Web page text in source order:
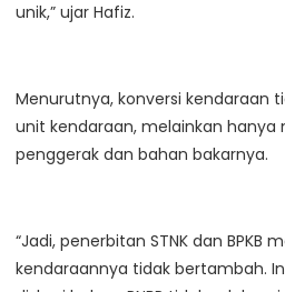
unik,” ujar Hafiz.
Menurutnya, konversi kendaraan
unit kendaraan, melainkan
penggerak dan bahan bakarnya.
“Jadi, penerbitan STNK dan BPKB
kendaraannya tidak bertambah.